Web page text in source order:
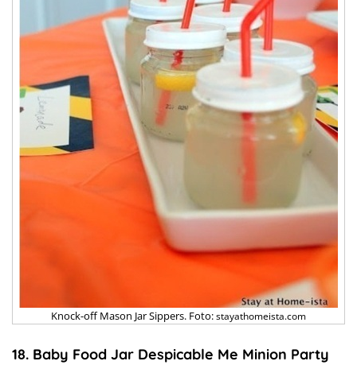
Knock-off Mason Jar Sippers. Foto:stayathomeista.com
18. Baby Food Jar Despicable Me Minion Party